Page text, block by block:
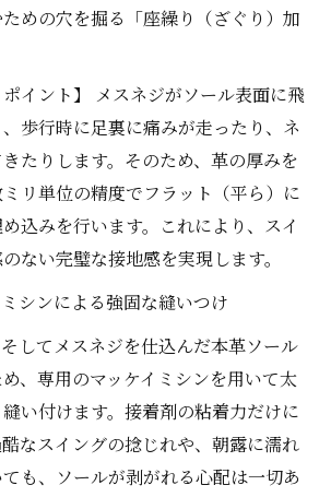
めの穴を掘る「座繰り（ざぐり）加
ポイント】 メスネジがソール表面に飛
歩行時に足裏に痛みが走ったり、ネ
たりします。そのため、革の厚みを
リ単位の精度でフラット（平ら）に
込みを行います。これにより、スイ
ない完璧な接地感を実現します。
シンによる強固な縫いつけ
してメスネジを仕込んだ本革ソール
、専用のマッケイミシンを用いて太
い付けます。接着剤の粘着力だけに
なスイングの捻じれや、朝露に濡れ
も、ソールが剥がれる心配は一切あ